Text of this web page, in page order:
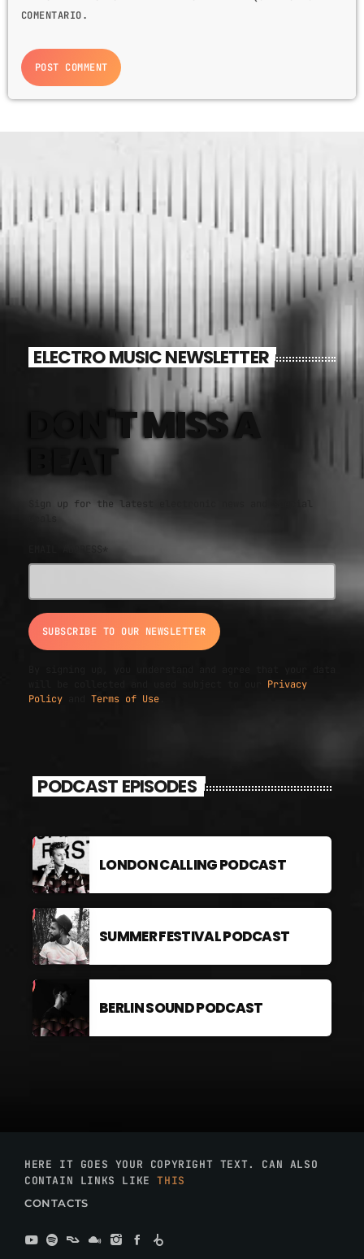
COMENTARIO.
ELECTRO MUSIC NEWSLETTER
DON'T MISS A
BEAT
Sign up for the latest electronic news and special
EMAIL ADDRESS*
Privacy
Policy
Terms of Use
PODCAST EPISODES
LONDON CALLING PODCAST
SUMMER FESTIVAL PODCAST
BERLIN SOUND PODCAST
HERE IT GOES YOUR COPYRIGHT TEXT. CAN ALSO
CONTAIN LINKS LIKETHIS
CONTACTS